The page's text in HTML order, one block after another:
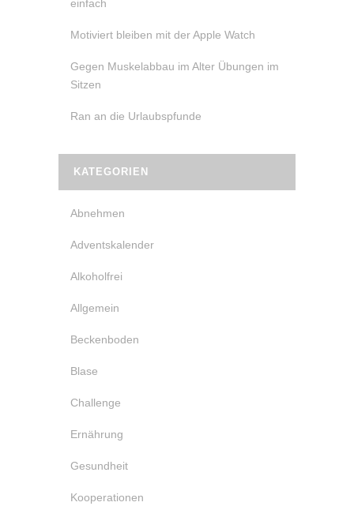
einfach
Motiviert bleiben mit der Apple Watch
Gegen Muskelabbau im Alter Übungen im
Sitzen
Ran an die Urlaubspfunde
KATEGORIEN
Abnehmen
Adventskalender
Alkoholfrei
Allgemein
Beckenboden
Blase
Challenge
Ernährung
Gesundheit
Kooperationen